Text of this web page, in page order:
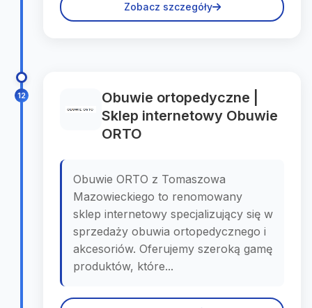
Zobacz szczegóły
12
Obuwie ortopedyczne |
Sklep internetowy Obuwie
ORTO
Obuwie ORTO z Tomaszowa
Mazowieckiego to renomowany
sklep internetowy specjalizujący się w
sprzedaży obuwia ortopedycznego i
akcesoriów. Oferujemy szeroką gamę
produktów, które...